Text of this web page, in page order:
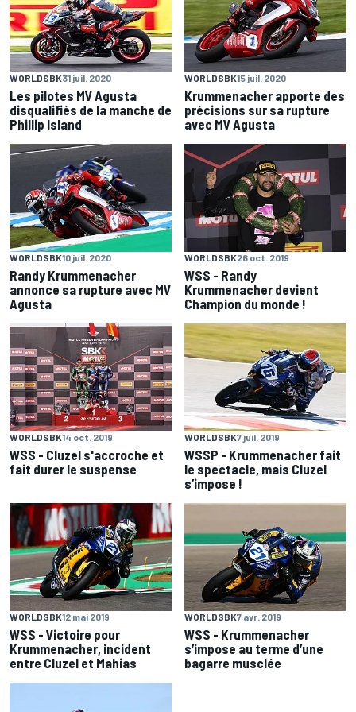
WORLDSBK31 juil. 2020
Les pilotes MV Agusta
disqualifiés de la manche de
Phillip Island
WORLDSBK15 juil. 2020
Krummenacher apporte des
précisions sur sa rupture
avec MV Agusta
WORLDSBK10 juil. 2020
Randy Krummenacher
annonce sa rupture avec MV
Agusta
WORLDSBK26 oct. 2019
WSS - Randy
Krummenacher devient
Champion du monde !
WORLDSBK14 oct. 2019
WSS - Cluzel s'accroche et
fait durer le suspense
WORLDSBK7 juil. 2019
WSSP - Krummenacher fait
le spectacle, mais Cluzel
s’impose !
WORLDSBK12 mai 2019
WSS - Victoire pour
Krummenacher, incident
entre Cluzel et Mahias
WORLDSBK7 avr. 2019
WSS - Krummenacher
s’impose au terme d’une
bagarre musclée